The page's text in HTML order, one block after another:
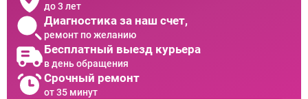
до 3 лет
Диагностика за наш счет,
ремонт по желанию
Бесплатный выезд курьера
в день обращения
Срочный ремонт
от 35 минут